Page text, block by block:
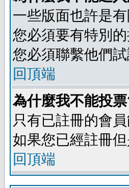
一些版面也許是
您必須要有特別
您必須聯繫他們
回頂端
為什麼我不能投
只有已註冊的會
如果您已經註冊
回頂端